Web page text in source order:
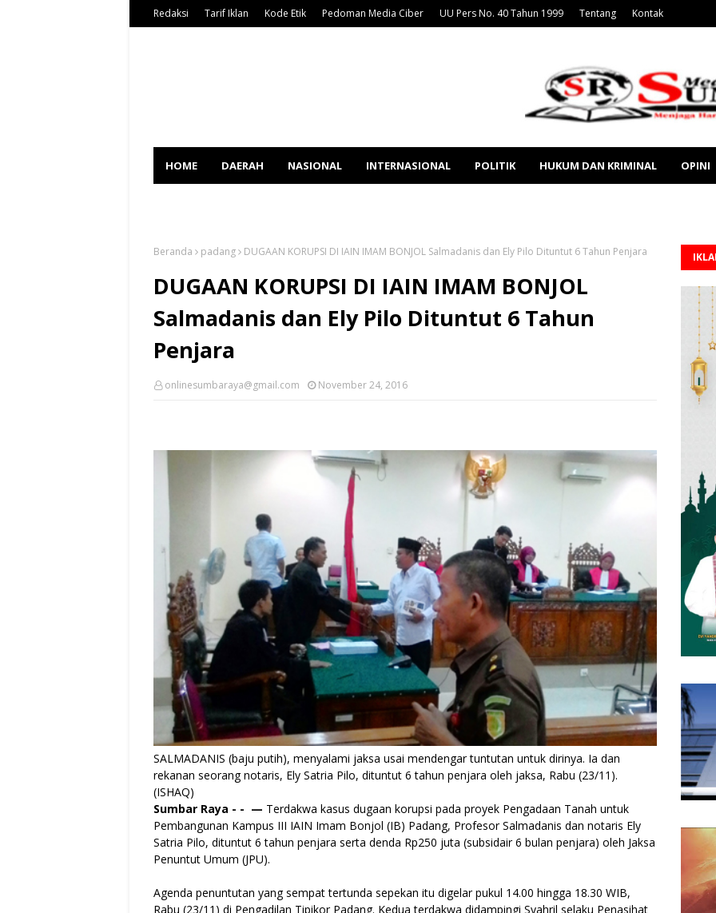
Redaksi Tarif Iklan Kode Etik Pedoman Media Ciber UU Pers No. 40 Tahun 1999 Tentang Kontak
HOME DAERAH NASIONAL INTERNASIONAL POLITIK HUKUM DAN KRIMINAL OPINI
Beranda padang DUGAAN KORUPSI DI IAIN IMAM BONJOL Salmadanis dan Ely Pilo Dituntut 6 Tahun Penjara
DUGAAN KORUPSI DI IAIN IMAM BONJOL
Salmadanis dan Ely Pilo Dituntut 6 Tahun
Penjara
onlinesumbaraya@gmail.com November 24, 2016
SALMADANIS (baju putih), menyalami jaksa usai mendengar tuntutan untuk dirinya. Ia dan
rekanan seorang notaris, Ely Satria Pilo, dituntut 6 tahun penjara oleh jaksa, Rabu (23/11).
(ISHAQ)
Sumbar Raya - - — Ter­dakwa kasus dugaan korupsi pada proyek Pengadaan Ta­nah untuk
Pembangunan Kampus III IAIN Imam Bon­jol (IB) Padang, Profesor Salmadanis dan notaris Ely
Satria Pilo, dituntut 6 tahun penjara serta denda Rp250 juta (subsidair 6 bulan penjara) oleh Jaksa
Penuntut Umum (JPU).
Agenda penuntutan yang sempat tertunda sepekan itu digelar pukul 14.00 hingga 18.30 WIB,
Rabu (23/11) di Pengadilan Tipikor Padang. Kedua terdakwa didampingi Syahril selaku Penasihat